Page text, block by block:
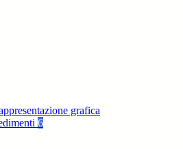
grafica
6